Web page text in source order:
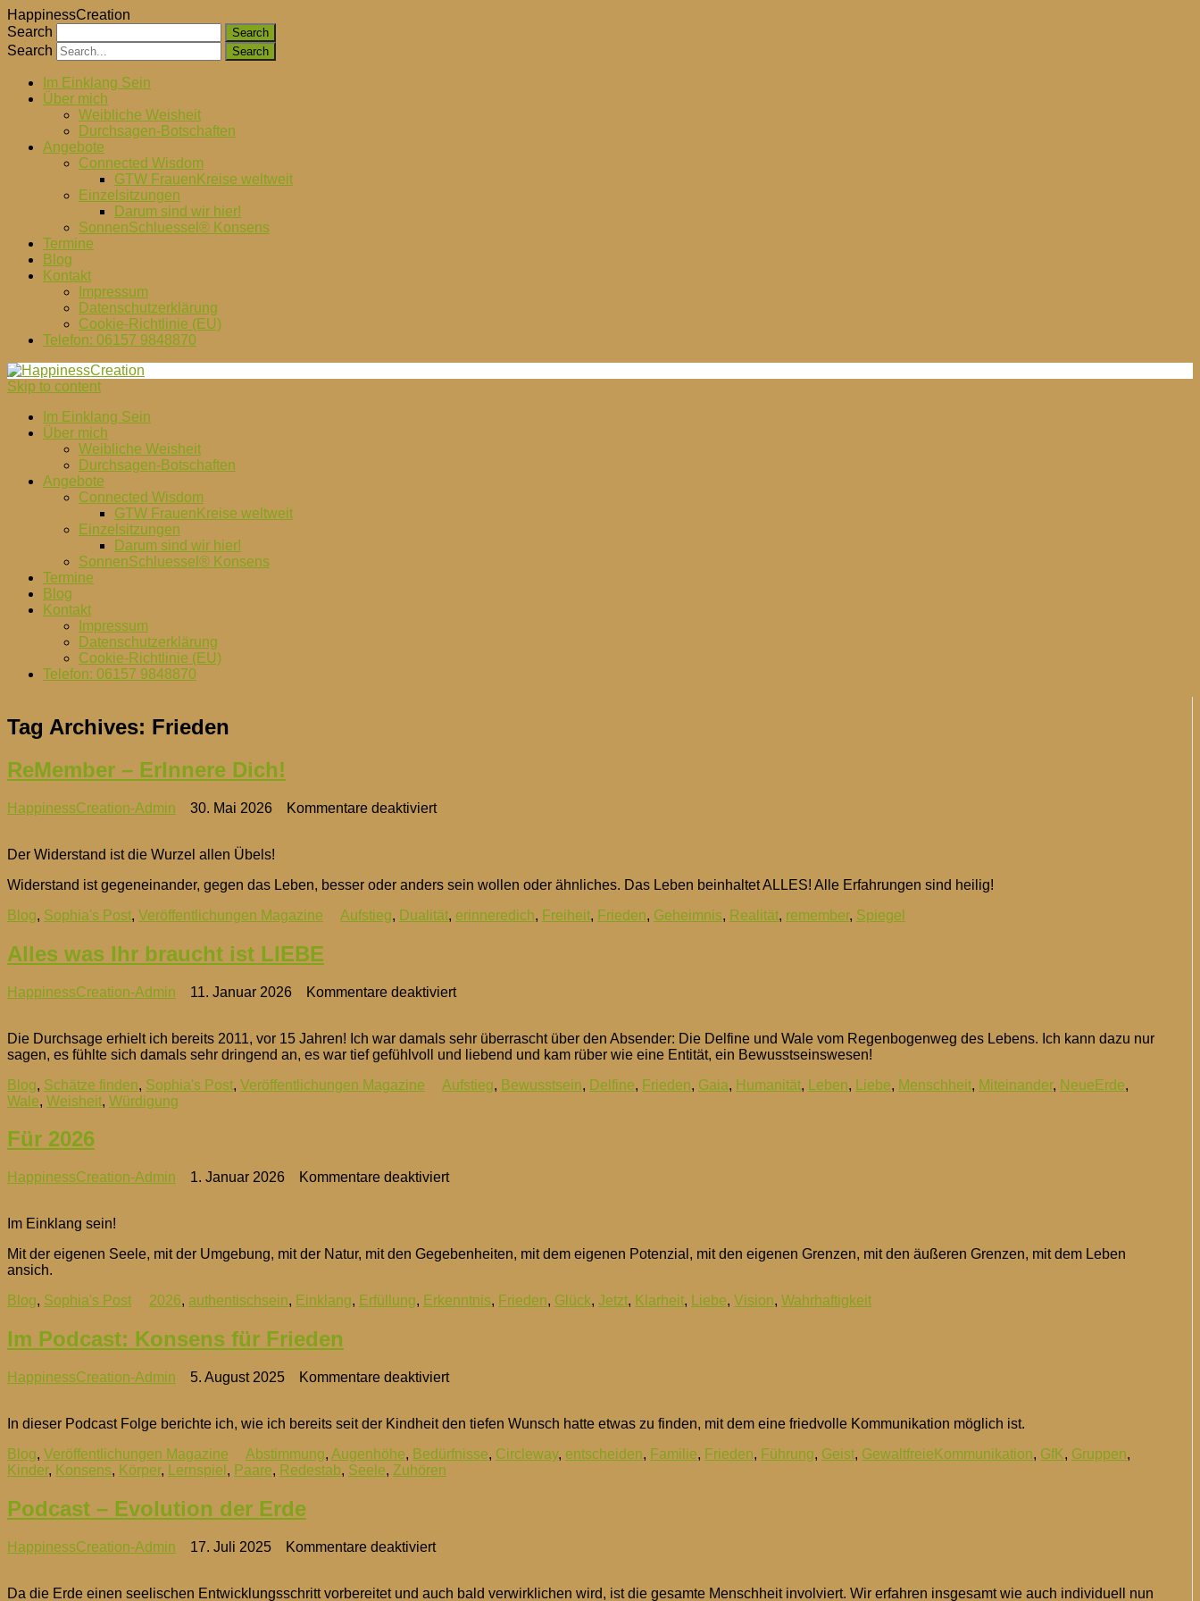
HappinessCreation
Search
Search
Im Einklang Sein
Über mich
Weibliche Weisheit
Durchsagen-Botschaften
Angebote
Connected Wisdom
GTW FrauenKreise weltweit
Einzelsitzungen
Darum sind wir hier!
SonnenSchluessel® Konsens
Termine
Blog
Kontakt
Impressum
Datenschutzerklärung
Cookie-Richtlinie (EU)
Telefon: 06157 9848870
Skip to content
Im Einklang Sein
Über mich
Weibliche Weisheit
Durchsagen-Botschaften
Angebote
Connected Wisdom
GTW FrauenKreise weltweit
Einzelsitzungen
Darum sind wir hier!
SonnenSchluessel® Konsens
Termine
Blog
Kontakt
Impressum
Datenschutzerklärung
Cookie-Richtlinie (EU)
Telefon: 06157 9848870
Tag Archives: Frieden
ReMember – ErInnere Dich!
HappinessCreation-Admin 30. Mai 2026 Kommentare deaktiviertfür
Der Widerstand ist die Wurzel allen Übels!
Widerstand ist gegeneinander, gegen das Leben, besser oder anders sein wollen oder ähnliches. Das Leben beinhaltet ALLES! Alle Erfahrungen sind heilig!
Blog, Sophia's Post, Veröffentlichungen Magazine Aufstieg, Dualität, erinneredich, Freiheit, Frieden, Geheimnis, Realität, remember, Spiegel
Alles was Ihr braucht ist LIEBE
HappinessCreation-Admin 11. Januar 2026 Kommentare deaktiviertfür
Ihr
braucht
LIEBE
Die Durchsage erhielt ich bereits 2011, vor 15 Jahren! Ich war damals sehr überrascht über den Absender: Die Delfine und Wale vom Regenbogenweg des Lebens. Ich kann dazu nur
sagen, es fühlte sich damals sehr dringend an, es war tief gefühlvoll und liebend und kam rüber wie eine Entität, ein Bewusstseinswesen!
Blog, Schätze finden, Sophia's Post, Veröffentlichungen Magazine Aufstieg, Bewusstsein, Delfine, Frieden, Gaia, Humanität, Leben, Liebe, Menschheit, Miteinander, NeueErde,
Wale, Weisheit, Würdigung
Für 2026
HappinessCreation-Admin 1. Januar 2026 Kommentare deaktiviertfür
Im Einklang sein!
Mit der eigenen Seele, mit der Umgebung, mit der Natur, mit den Gegebenheiten, mit dem eigenen Potenzial, mit den eigenen Grenzen, mit den äußeren Grenzen, mit dem Leben
ansich.
Blog, Sophia's Post 2026, authentischsein, Einklang, Erfüllung, Erkenntnis, Frieden, Glück, Jetzt, Klarheit, Liebe, Vision, Wahrhaftigkeit
Im Podcast: Konsens für Frieden
HappinessCreation-Admin 5. August 2025 Kommentare deaktiviertfür
Konsens
Frieden
In dieser Podcast Folge berichte ich, wie ich bereits seit der Kindheit den tiefen Wunsch hatte etwas zu finden, mit dem eine friedvolle Kommunikation möglich ist.
Blog, Veröffentlichungen Magazine Abstimmung, Augenhöhe, Bedürfnisse, Circleway, entscheiden, Familie, Frieden, Führung, Geist, GewaltfreieKommunikation, GfK, Gruppen,
Kinder, Konsens, Körper, Lernspiel , Paare, Redestab, Seele, Zuhören
Podcast – Evolution der Erde
HappinessCreation-Admin 17. Juli 2025 Kommentare deaktiviertfür
Evolution
Da die Erde einen seelischen Entwicklungsschritt vorbereitet und auch bald verwirklichen wird, ist die gesamte Menschheit involviert. Wir erfahren insgesamt wie auch individuell nun